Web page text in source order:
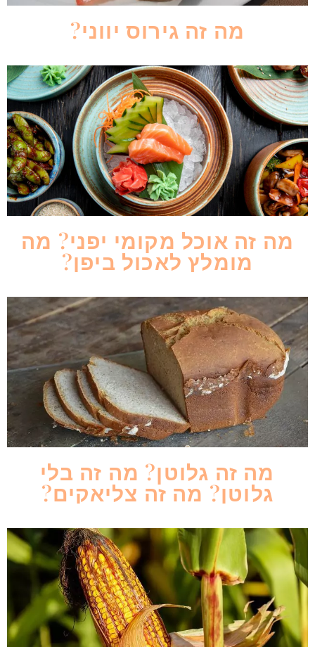
מה זה גירוס יווני?
מה זה אוכל מקומי יפני? מה
מומלץ לאכול ביפן?
מה זה גלוטן? מה זה בלי
גלוטן? מה זה צליאקים?